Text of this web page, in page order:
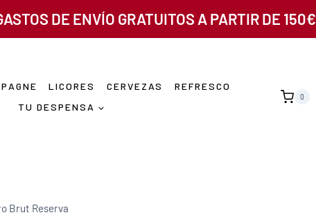
DE ENVÍO GRATUITOS A PARTIR DE 150€
LICORES CERVEZAS
REFRESCO
TU DESPENSA
0
Brut Reserva